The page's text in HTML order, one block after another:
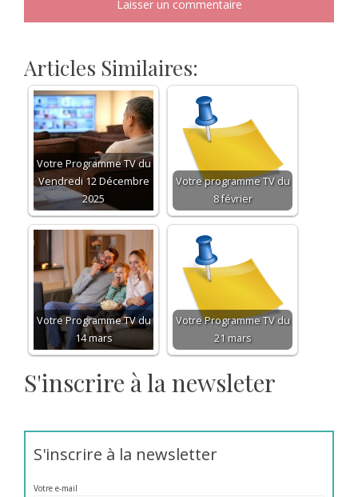
Articles Similaires:
Votre Programme TV du
Vendredi 12 Décembre
2025
Votre programme TV du
8 février
Votre Programme TV du
14 mars
Votre Programme TV du
21 mars
S'inscrire à la newsleter
S'inscrire à la newsletter
Votre e-mail